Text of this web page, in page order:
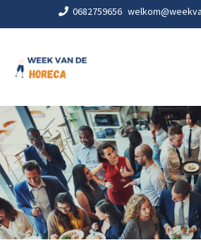
0682759656